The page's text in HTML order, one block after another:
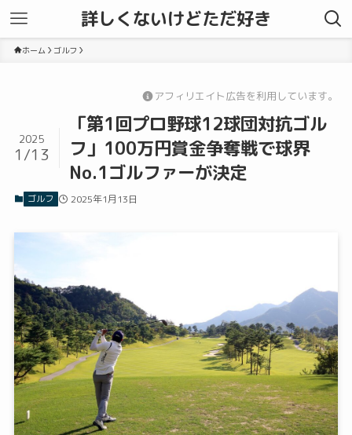
詳しくないけどただ好き
ホーム ゴルフ
アフィリエイト広告を利用しています。
「第1回プロ野球12球団対抗ゴル
フ」100万円賞金争奪戦で球界
No.1ゴルファーが決定
2025
1/13
ゴルフ 2025年1月13日